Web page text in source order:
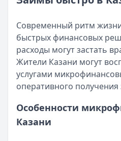
Все статьи
Возврат переплаты в
Опубликовано:5 декабря
Категория:МФО
Читать новость
Срочный микрозайм 15 000 ₽
Кратко:Нужны 15 000 рублей
Опубликовано:5 декабря
Читать новость
Рекордный рост доли
Современный ритм жизни
быстрых финансовых
расходы могут застать
Жители Казани могут
услугами
оперативного получения
Особенности
Казани